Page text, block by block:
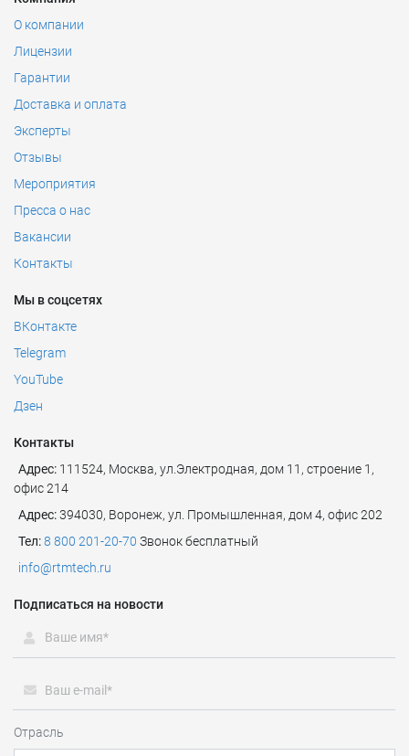
О компании
Лицензии
Гарантии
Доставка и оплата
Эксперты
Отзывы
Мероприятия
Пресса о нас
Вакансии
Контакты
Мы в соцсетях
ВКонтакте
Telegram
YouTube
Дзен
Контакты
Адрес: 111524, Москва, ул.Электродная, дом 11, строение 1,
офис 214
Адрес:394030, Воронеж, ул. Промышленная, дом 4, офис 202
Тел:8 800 201-20-70 Звонок бесплатный
info@rtmtech.ru
Подписаться на новости
Отрасль